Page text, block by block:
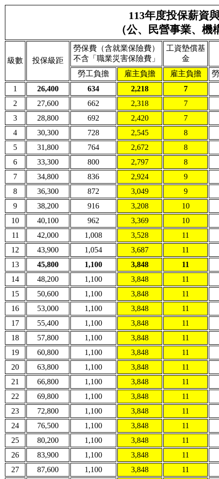
113年度投保薪資
（公、民營事業、
級數 投保級距
勞保費（含就業保險費）
不含「職業災害保險費」
工資墊償基
金
勞工負擔
雇主負擔 雇主負擔
1
26,400 634 2,218
7
2
27,600 662 2,318
7
3
28,800 692 2,420
7
4
30,300 728 2,545
8
5
31,800 764 2,672
8
6
33,300 800 2,797
8
7
34,800 836 2,924
9
8
36,300 872 3,049
9
9
38,200 916 3,208
10
10
40,100 962 3,369
10
11
42,000 1,008 3,528
11
12
43,900 1,054 3,687
11
13
45,800 1,100 3,848
11
14
48,200 1,100 3,848
11
15
50,600 1,100 3,848
11
16
53,000 1,100 3,848
11
17
55,400 1,100 3,848
11
18
57,800 1,100 3,848
11
19
60,800 1,100 3,848
11
20
63,800 1,100 3,848
11
21
66,800 1,100 3,848 11
22
69,800 1,100 3,848 11
23
72,800 1,100 3,848 11
24
76,500 1,100 3,848 11
25
80,200 1,100 3,848 11
26
83,900 1,100 3,848 11
27
87,600 1,100 3,848 11